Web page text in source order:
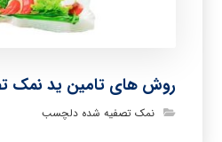
روش های تامین ید نمک
نمک تصفیه شده دلچسب